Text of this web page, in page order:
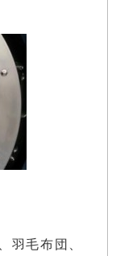
羽毛布団、